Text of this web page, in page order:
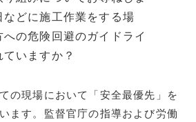
どに施工作業をする場
の危険回避のガイドライ
いますか？
の現場において「安全最優先」を
ます。監督官庁の指導および労働